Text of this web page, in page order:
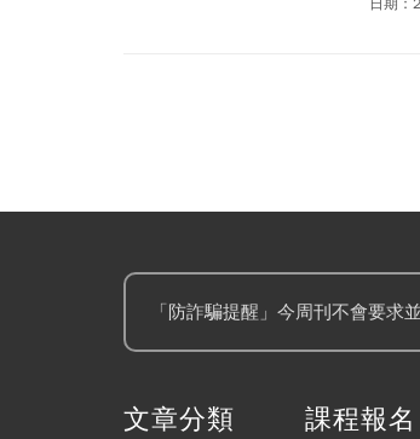
日期：
「防詐騙提醒」今周刊不會要求
文章分類 課程報名